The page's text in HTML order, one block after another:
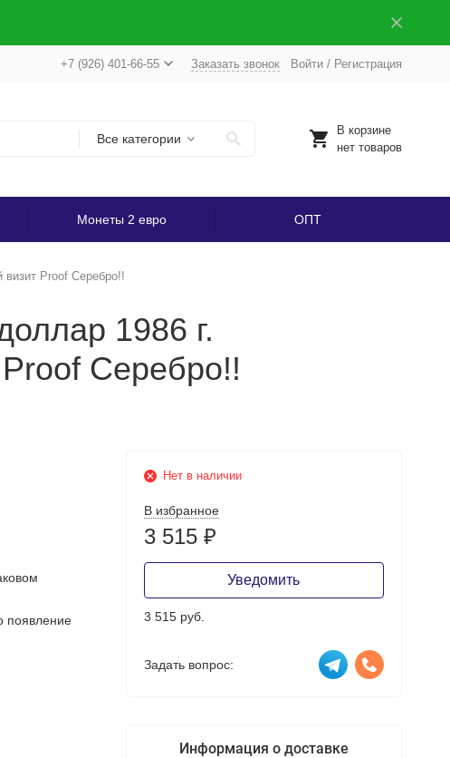
+7 (926) 401-66-55 Заказать звонок Войти/ Регистрация
Все категории
В корзине
нет товаров
Монеты 2 евро ОПТ
визит Proof Серебро!!
1986 г.
Серебро!!
появление
Нет в наличии
В избранное
3 515 ₽
Уведомить
3 515 руб.
Задать вопрос:
Информация о доставке